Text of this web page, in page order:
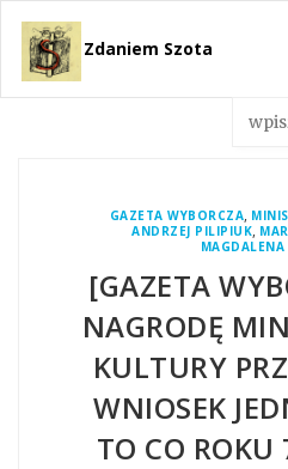
Zdaniem Szota
GAZETA WYBORCZA,
ANDRZEJ PILIPIUK,
[GAZETA
NAGRODĘ
KULTURY
WNIOSEK
TO CO ROKU